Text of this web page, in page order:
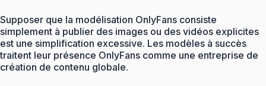
Supposer que la modélisation OnlyFans consiste
simplement à publier des images ou des vidéos explicites
est une simplification excessive. Les modèles à succès
traitent leur présence OnlyFans comme une entreprise de
création de contenu globale.